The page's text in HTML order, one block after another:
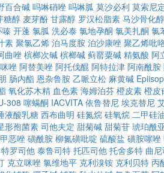
百合碱 吗啉硝唑 吗啉胍 莫沙必利 莫索尼
糖醇 麦芽酚 甘露醇 罗汉松脂素 马沙骨化醇
嗪 开蓬 氯胍 洗必泰 氯地孕酮 氯美扎酮 氯
素 聚氯乙烯 泊马度胺 泊沙康唑 聚乙烯吡
曲唑 槟榔次碱 槟榔碱 蓟罂粟碱 精氨酸 阿
唑 阿替美唑 阿托伐醌 阿特拉津 阿南酰胺
肠内酯 恩杂鲁胺 乙哌立松 麻黄碱
氧化苏木精 血色素 海姆泊芬 橙皮素 橙皮
308 噻螨酮 IACVITA 依鲁替尼 埃克替尼
液酸乳糖 西布曲明 硅氮烷 硅氧烷 二甲硅
形孢菌素 司他夫定 甜菊碱 甜菊苷 琥珀酰
恶唑 磺酰胺 柳氮磺吡啶 硫酸盐 磺胺噻唑
特罗司他 泰鲁司特 托匹司他 托舍多特 曲
克立咪唑 氯维地平 克利溴铵 克利贝特 丙